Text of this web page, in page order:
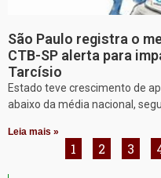
São Paulo registra o
CTB-SP alerta para
Tarcísio
Estado teve crescimento de
abaixo da média nacional,
Leia mais »
1 2 3